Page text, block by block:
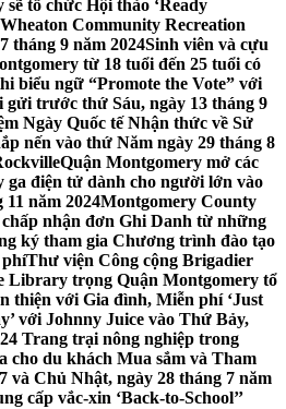
tổ chức Hội thảo ‘Ready
Community Recreation
tháng 9 năm 2024Sinh viên và cựu
từ 18 tuổi đến 25 tuổi có
biểu ngữ “Promote the Vote” với
gửi trước thứ Sáu, ngày 13 tháng 9
Ngày Quốc tế Nhận thức về Sử
nến vào thứ Năm ngày 29 tháng 8
Quận Montgomery mở các
ga điện tử dành cho người lớn vào
năm 2024Montgomery County
nhận đơn Ghi Danh từ những
ký tham gia Chương trình đào tạo
phíThư viện Công cộng Brigadier
Library trọng Quận Montgomery tổ
thiện với Gia đình, Miễn phí ‘Just
với Johnny Juice vào Thứ Bảy,
24 Trang trại nông nghiệp trong
cho du khách Mua sắm và Tham
và Chủ Nhật, ngày 28 tháng 7 năm
cấp vắc-xin ‘Back-to-School’’